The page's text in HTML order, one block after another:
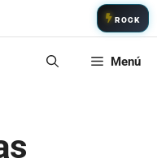
ROCK
Menú